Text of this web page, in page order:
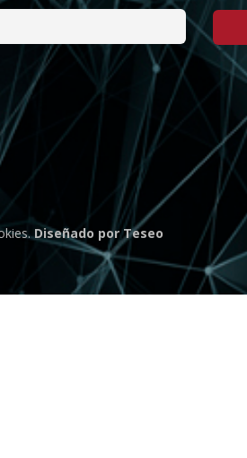
.Diseñado por Teseo